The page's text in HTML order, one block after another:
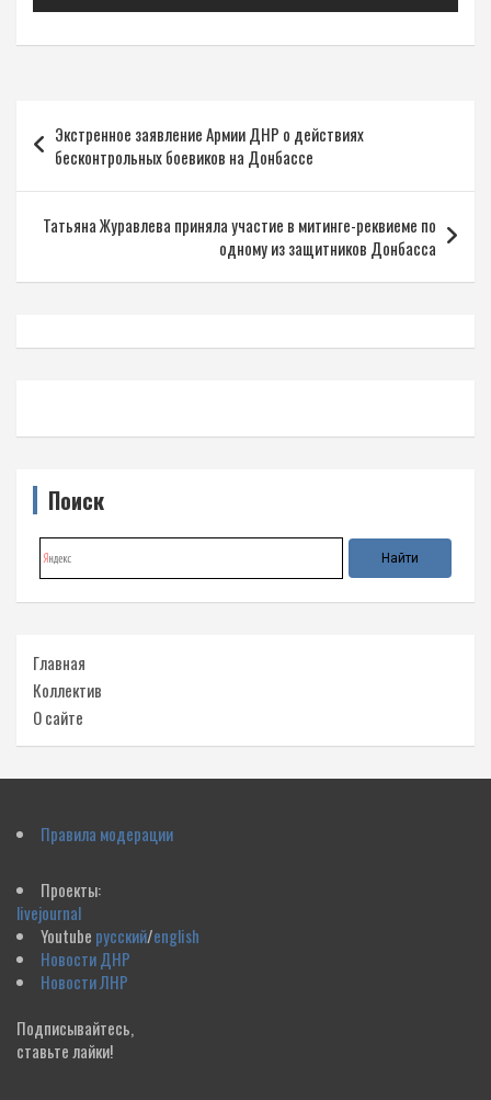
по
записям
Экстренное заявление Армии ДНР о действиях
бесконтрольных боевиков на Донбассе
Татьяна Журавлева приняла участие в митинге-реквиеме по
одному из защитников Донбасса
Поиск
Главная
Коллектив
О сайте
Правила модерации
Проекты:
livejournal
Youtube русский/english
Новости ДНР
Новости ЛНР
Подписывайтесь,
ставьте лайки!